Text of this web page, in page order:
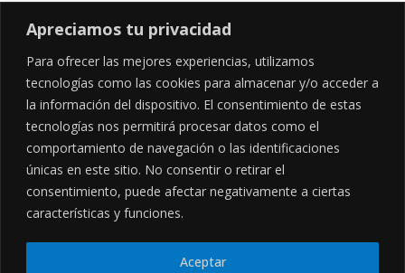
Apreciamos tu privacidad
Para ofrecer las mejores experiencias, utilizamos
tecnologías como las cookies para almacenar y/o acceder a
la información del dispositivo. El consentimiento de estas
tecnologías nos permitirá procesar datos como el
comportamiento de navegación o las identificaciones
únicas en este sitio. No consentir o retirar el
consentimiento, puede afectar negativamente a ciertas
características y funciones.
Aceptar
SÍGUENOS EN
CONTÁCTANOS
Cl. 34 Sur #52-02, Alcala, Bogotá
+57 3046569705
LEGALES
Políticas de privacidad